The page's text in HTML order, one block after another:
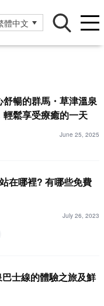
體中文
舒暢的群馬・草津溫泉
鬆享受療癒的一天
June 25, 2025
在哪裡? 有哪些免費
July 26, 2023
士線的體驗之旅及鮮